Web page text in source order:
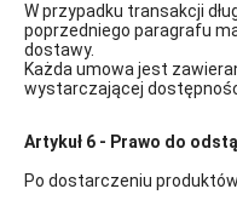
W przypadku transakcji
poprzedniego paragrafu
dostawy.
Każda umowa jest
wystarczającej
Artykuł 6 - Prawo do
Po dostarczeniu